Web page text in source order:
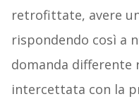
retrofittate, avere
rispondendo così a
domanda differente
intercettata con la